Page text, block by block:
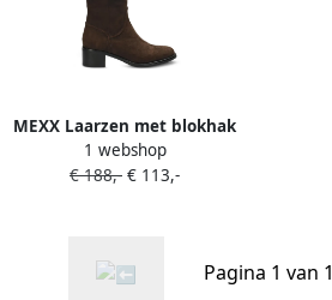
MEXX Laarzen met blokhak
Bruin
1 webshop
€ 188,- € 113,-
Pagina 1 van 1